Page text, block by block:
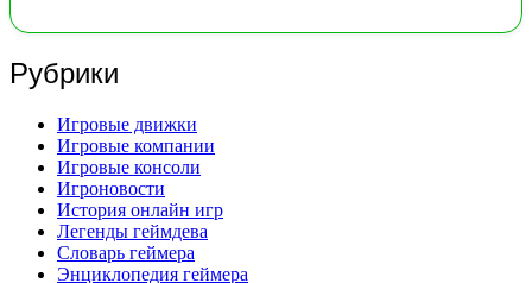
Рубрики
Игровые движки
Игровые компании
Игровые консоли
Игроновости
История онлайн игр
Легенды геймдева
Словарь геймера
Энциклопедия геймера